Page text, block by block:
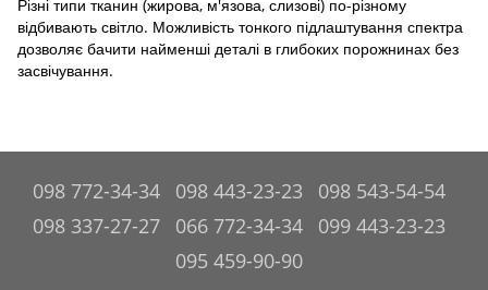
Різні типи тканин (жирова, м'язова, слизові) по-різному
відбивають світло. Можливість тонкого підлаштування спектра
дозволяє бачити найменші деталі в глибоких порожнинах без
засвічування.
098 772-34-34 098 443-23-23
098 543-54-54
098 337-27-27
066 772-34-34
099 443-23-23
095 459-90-90